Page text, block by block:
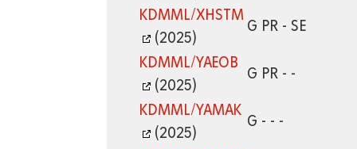
KDMML/XHSTM
(2025)
G PR - SE
KDMML/YAEOB
(2025)
G PR - -
KDMML/YAMAK
(2025)
G - - -